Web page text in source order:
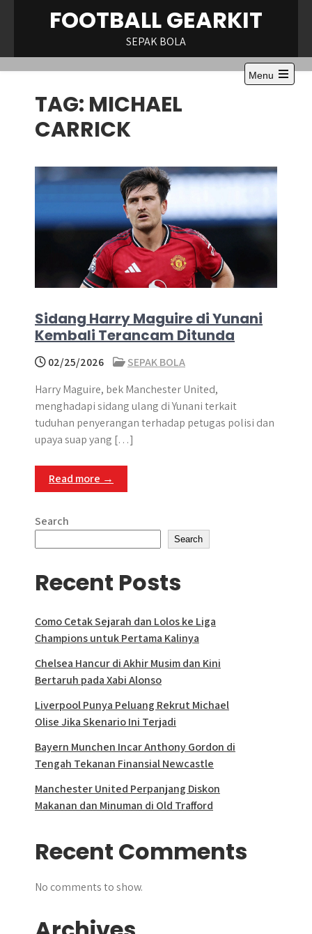
FOOTBALL GEARKIT
SEPAK BOLA
Menu
Open
TAG: MICHAEL
CARRICK
Sidang Harry Maguire di Yunani
Kembali Terancam Ditunda
02/25/2026
SEPAK BOLA
Harry Maguire, bek Manchester United,
menghadapi sidang ulang di Yunani terkait
tuduhan penyerangan terhadap petugas polisi dan
upaya suap yang […]
Read more →
Search
Search
Recent Posts
Como Cetak Sejarah dan Lolos ke Liga
Champions untuk Pertama Kalinya
Chelsea Hancur di Akhir Musim dan Kini
Bertaruh pada Xabi Alonso
Liverpool Punya Peluang Rekrut Michael
Olise Jika Skenario Ini Terjadi
Bayern Munchen Incar Anthony Gordon di
Tengah Tekanan Finansial Newcastle
Manchester United Perpanjang Diskon
Makanan dan Minuman di Old Trafford
Recent Comments
No comments to show.